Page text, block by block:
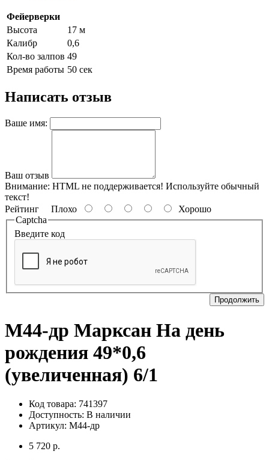
Фейерверки
Высота
17 м
Калибр
0,6
Кол-во залпов 49
Время работы 50 сек
Написать отзыв
Ваше имя:
Ваш отзыв
Внимание: HTML не поддерживается! Используйте обычный
текст!
Рейтинг Плохо
Хорошо
Captcha
Введите код
Продолжить
М44-др Марксан На день
рождения 49*0,6
(увеличенная) 6/1
Код товара: 741397
Доступность: В наличии
Артикул: М44-др
5 720 р.